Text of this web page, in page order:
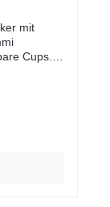
mit
Cups.